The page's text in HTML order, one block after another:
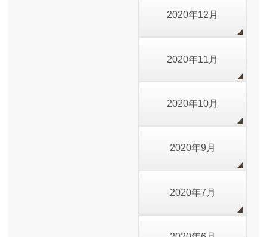
2020年12月
2020年11月
2020年10月
2020年9月
2020年7月